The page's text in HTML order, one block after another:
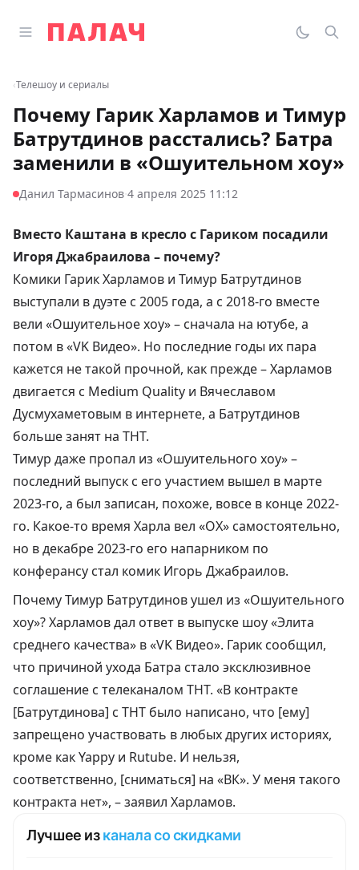
Открыть главное меню
Палач
‹Телешоу и сериалы
Почему Гарик Харламов и Тимур
Батрутдинов расстались? Батра
заменили в «Ошуительном хоу»
Данил Тармасинов·4 апреля 2025 11:12
Вместо Каштана в кресло с Гариком посадили
Игоря Джабраилова – почему?
Комики Гарик Харламов и Тимур Батрутдинов
выступали в дуэте с 2005 года, а с 2018-го вместе
вели «Ошуительное хоу» – сначала на ютубе, а
потом в «VK Видео». Но последние годы их пара
кажется не такой прочной, как прежде – Харламов
двигается с Medium Quality и Вячеславом
Дусмухаметовым в интернете, а Батрутдинов
больше занят на ТНТ.
Тимур даже пропал из «Ошуительного хоу» –
последний выпуск с его участием вышел в марте
2023-го, а был записан, похоже, вовсе в конце 2022-
го. Какое-то время Харла вел «ОХ» самостоятельно,
но в декабре 2023-го его напарником по
конферансу стал комик Игорь Джабраилов.
ПочемуТимур Батрутдиновушел из «Ошуительного
хоу»? Харламов дал ответ в выпуске шоу «Элита
среднего качества» в «VK Видео». Гарик сообщил,
что причиной ухода Батра стало эксклюзивное
соглашение с телеканалом ТНТ. «В контракте
[Батрутдинова] с ТНТ было написано, что [ему]
запрещено участвовать в любых других историях,
кроме как Yappy и Rutube. И нельзя,
соответственно, [сниматься] на «ВК». У меня такого
контракта нет», –заявил Харламов.
Лучшее изканала со скидками